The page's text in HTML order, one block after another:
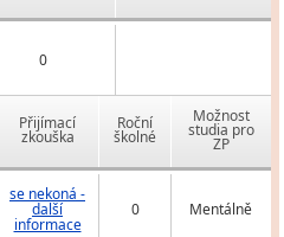
0
Přijímací
zkouška
Roční
školné
Možnost
studia pro
ZP
se nekoná -
další
informace
0 Mentálně